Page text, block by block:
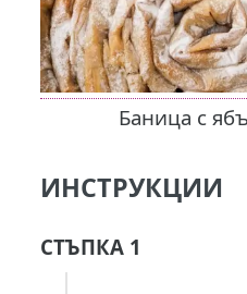
Баница с
ИНСТРУКЦИИ
СТЪПКА 1